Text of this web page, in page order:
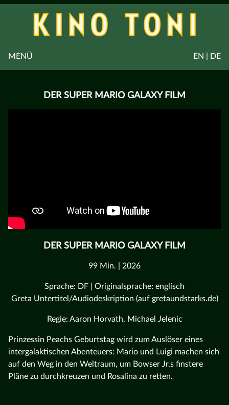
EN | DE
MENÜ
DER SUPER MARIO GALAXY FILM
DER SUPER MARIO GALAXY FILM
99 Min. | 2026
Sprache: DF | Originalsprache: englisch
Greta Untertitel/Audiodeskription (auf gretaundstarks.de)
Regie: Aaron Horvath, Michael Jelenic
Prinzessin Peachs Geburtstag wird zum Auslöser eines
intergalaktischen Abenteuers: Mario und Luigi machen sich
auf den Weg in den Weltraum, um Bowser Jr.s finstere
Pläne zu durchkreuzen und Rosalina zu retten.